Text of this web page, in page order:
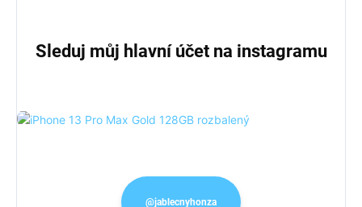
Sleduj můj hlavní účet na instagramu
@jablecnyhonza